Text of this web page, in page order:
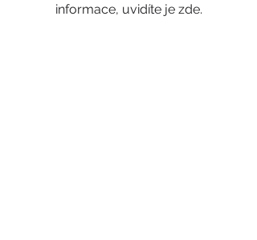
informace, uvidíte je zde.